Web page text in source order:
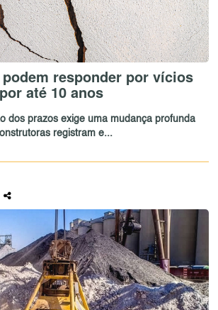
responder por vícios
até 10 anos
dos prazos exige uma mudança profunda
registram e...